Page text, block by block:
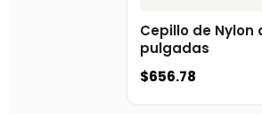
Cepillo de Nylon
pulgadas
$656.78